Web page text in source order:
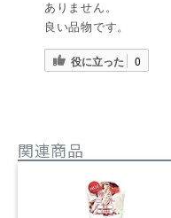
ありません。
良い品物です。
役に立った 0
関連商品